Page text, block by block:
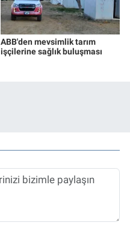
ABB'den mevsimlik tarım
işçilerine sağlık buluşması